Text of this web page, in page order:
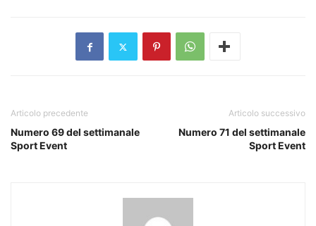
Articolo precedente
Numero 69 del settimanale
Sport Event
Articolo successivo
Numero 71 del settimanale
Sport Event